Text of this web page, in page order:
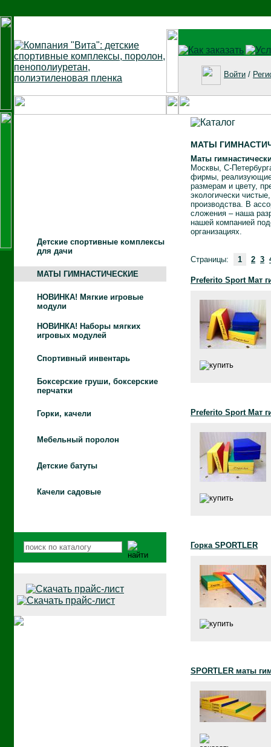
Войти /
Детские спортивные комплексы
для дачи
МАТЫ ГИМНАСТИЧЕСКИЕ
НОВИНКА! Мягкие игровые
модули
НОВИНКА! Наборы мягких
игровых модулей
Спортивный инвентарь
Боксерские груши, боксерские
перчатки
Горки, качели
Мебельный поролон
Детские батуты
Качели садовые
МАТЫ
Маты
Москвы, С-
фирмы, реализующие
размерам и цвету,
экологически
производства. В
сложения – наша
нашей компанией
организациях.
Страницы: 1 2 3
Preferito Sport Мат
Preferito Sport Мат
Горка SPORTLER
SPORTLER маты